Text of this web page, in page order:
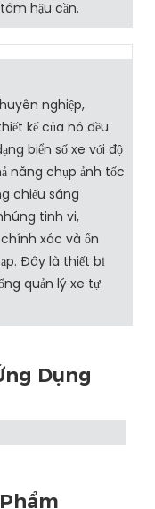
hậu cần.
nghiệp,
kế của nó đều
biển số xe với độ
năng chụp ảnh tốc
chiếu sáng
tinh vi,
xác và ổn
Đây là thiết bị
quản lý xe tự
Dụng